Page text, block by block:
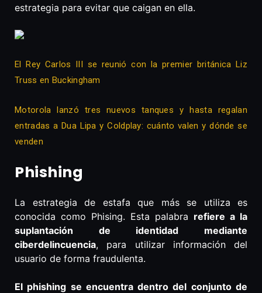
estrategia para evitar que caigan en ella.
El Rey Carlos III se reunió con la premier británica Liz
Truss en Buckingham
Motorola lanzó tres nuevos tanques y hasta regalan
entradas a Dua Lipa y Coldplay: cuánto valen y dónde se
venden
Phishing
La estrategia de estafa que más se utiliza es
conocida como Phising. Esta palabra refiere a la
suplantación de identidad mediante
ciberdelincuencia, para utilizar información del
usuario de forma fraudulenta.
El phishing se encuentra dentro del conjunto de